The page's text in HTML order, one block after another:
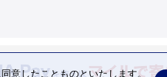
意したことものといたします。